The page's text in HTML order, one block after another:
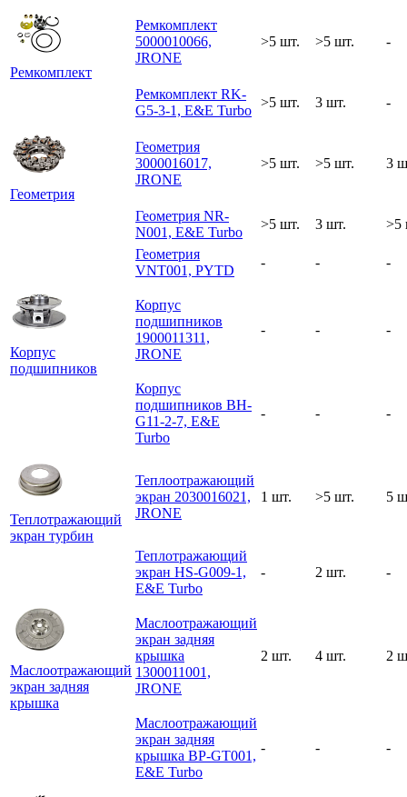
Ремкомплект
Ремкомплект
5000010066,
JRONE
>5 шт. >5 шт. -
Ремкомплект RK-
G5-3-1, E&E Turbo
>5 шт. 3 шт. -
Геометрия
Геометрия
3000016017,
JRONE
>5 шт. >5 шт. 3
Геометрия NR-
N001, E&E Turbo
>5 шт. 3 шт.
>5
Геометрия
VNT001, PYTD
- - -
Корпус
подшипников
Корпус
подшипников
1900011311,
JRONE
- - -
Корпус
подшипников BH-
G11-2-7, E&E
Turbo
- - -
Теплотражающий
экран турбин
Теплоотражающий
экран 2030016021,
JRONE
1 шт. >5 шт. 5
Теплотражающий
экран HS-G009-1,
E&E Turbo
- 2 шт. -
Маслоотражающий
экран задняя
крышка
Маслоотражающий
экран задняя
крышка
1300011001,
JRONE
2 шт. 4 шт. 2
Маслоотражающий
экран задняя
крышка BP-GT001,
E&E Turbo
- - -